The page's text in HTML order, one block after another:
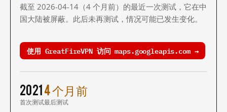
截至 2026-04-14（4 个月前）的最近一次测试，它在中
国大陆被屏蔽。此后未再测试，情况可能已发生变化。
使用 GreatFireVPN 访问 maps.googleapis.com →
2021
首次测试
4 个月前
最后测试